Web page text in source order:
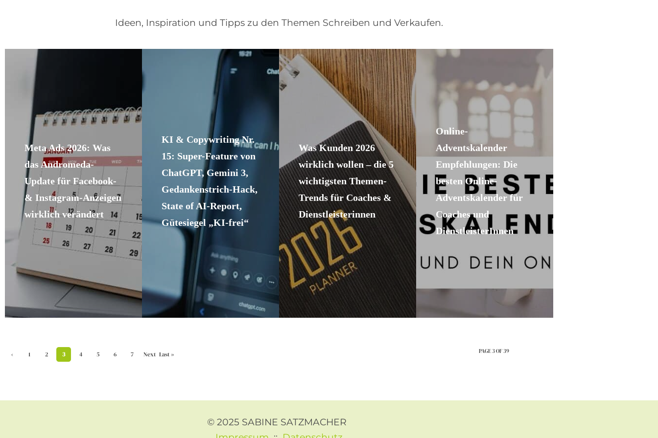
Ideen, Inspiration und Tipps zu den Themen Schreiben und Verkaufen.
Meta Ads 2026: Was
das Andromeda-
Update für Facebook-
& Instagram-Anzeigen
wirklich verändert
KI & Copywriting Nr.
15: Super-Feature von
ChatGPT, Gemini 3,
Gedankenstrich-Hack,
State of AI-Report,
Gütesiegel „KI-frei“
Was Kunden 2026
wirklich wollen – die 5
wichtigsten Themen-
Trends für Coaches &
Dienstleisterinnen
Online-
Adventskalender
Empfehlungen: Die
besten Online-
Adventskalender für
Coaches und
DienstleisterInnen
‹
1 2 3 4 5 6 7
Next Last » PAGE 3 OF 39
© 2025 SABINE SATZMACHER